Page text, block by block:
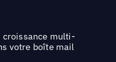
croissance multi-
votre boîte mail